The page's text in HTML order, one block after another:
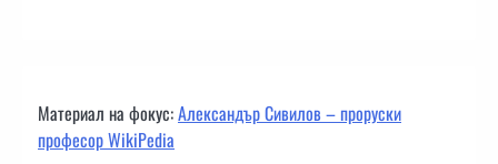
Материал на фокус:Александър Сивилов – проруски
професор WikiPedia